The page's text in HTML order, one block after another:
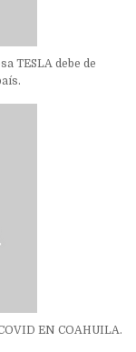
TESLA debe de
EN COAHUILA.